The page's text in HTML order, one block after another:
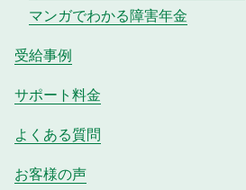
マンガでわかる障害年金
受給事例
サポート料金
よくある質問
お客様の声